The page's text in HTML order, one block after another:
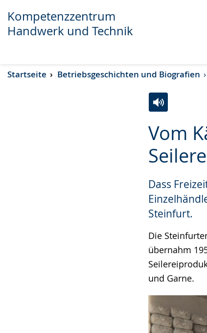
Transkript anzeigen
Abspielen
Pausieren
Kompetenzzentrum
Handwerk und Technik
Startseite Betriebsgeschichten und Biografien
Vom
Dass
Steinfurt.
Die
übernahm
und Garne.
Leichten
Sprache
wechseln.
Audio-
Video
in
Deutscher
wird
angezeigt.